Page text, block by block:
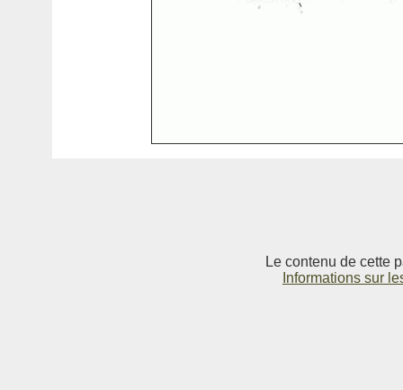
Le contenu de cette
Informations sur